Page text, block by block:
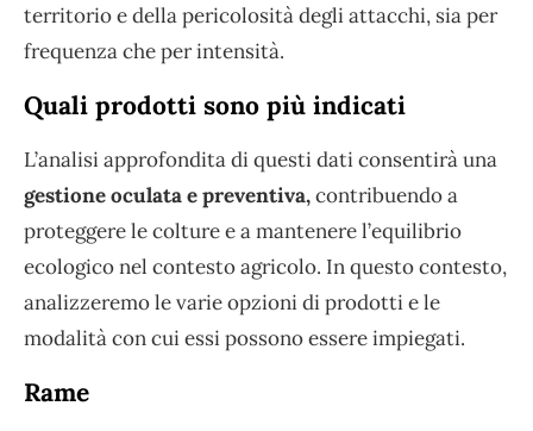
territorio e della pericolosità degli attacchi, sia per
frequenza che per intensità.
Quali prodotti sono più indicati
L’analisi approfondita di questi dati consentirà una
gestione oculata e preventiva,contribuendo a
proteggere le colture e a mantenere l’equilibrio
ecologico nel contesto agricolo. In questo contesto,
analizzeremo le varie opzioni di prodotti e le
modalità con cui essi possono essere impiegati.
Rame